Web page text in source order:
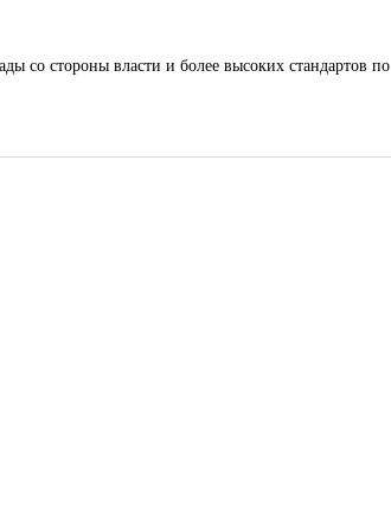
со стороны власти и более высоких стандартов по